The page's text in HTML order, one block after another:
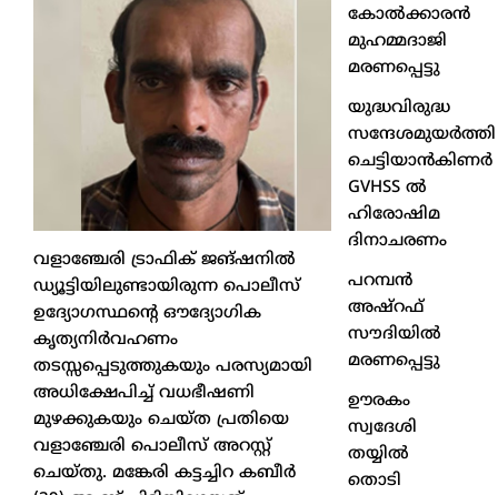
വളാഞ്ചേരി ട്രാഫിക് ജങ്ഷനിൽ
ഡ്യൂട്ടിയിലുണ്ടായിരുന്ന പൊലീസ്
ഉദ്യോഗസ്ഥന്റെ ഔദ്യോഗിക
കൃത്യനിർവഹണം
തടസ്സപ്പെടുത്തുകയും പരസ്യമായി
അധിക്ഷേപിച്ച് വധഭീഷണി
മുഴക്കുകയും ചെയ്ത പ്രതിയെ
വളാഞ്ചേരി പൊലീസ് അറസ്റ്റ്
ചെയ്തു. മങ്കേരി കട്ടച്ചിറ കബീർ
കോൽക്കാരൻ
മുഹമ്മദാജി
മരണപ്പെട്ടു
യുദ്ധവിരുദ്ധ
സന്ദേശമുയർത്തി
ചെട്ടിയാൻകിണർ
GVHSS ൽ
ഹിരോഷിമ
ദിനാചരണം
പറമ്പൻ
അഷ്‌റഫ്
സൗദിയിൽ
മരണപ്പെട്ടു
ഊരകം
സ്വദേശി
തയ്യിൽ
തൊടി